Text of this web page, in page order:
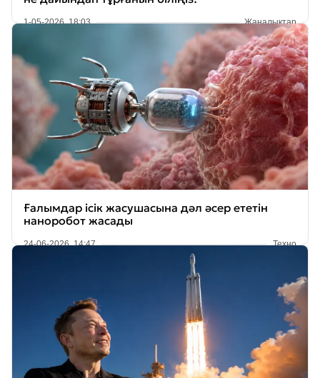
1-05-2026, 18:03 Жаңалықтар
Ғалымдар ісік жасушасына дәл әсер ететін
наноробот жасады
24-06-2026, 14:47 Техно